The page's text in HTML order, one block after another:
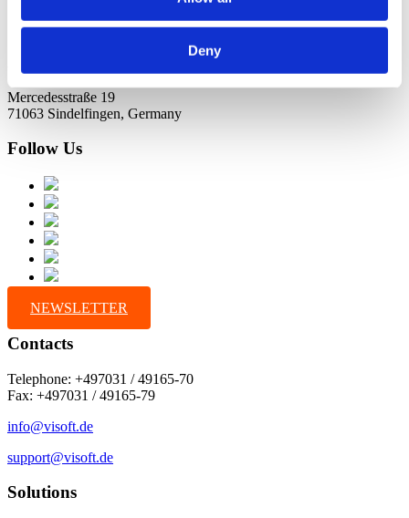
Deny
Mercedesstraße 19
71063 Sindelfingen, Germany
Follow Us
NEWSLETTER
Contacts
Telephone: +497031 / 49165-70
Fax: +497031 / 49165-79
info@visoft.de
support@visoft.de
Solutions